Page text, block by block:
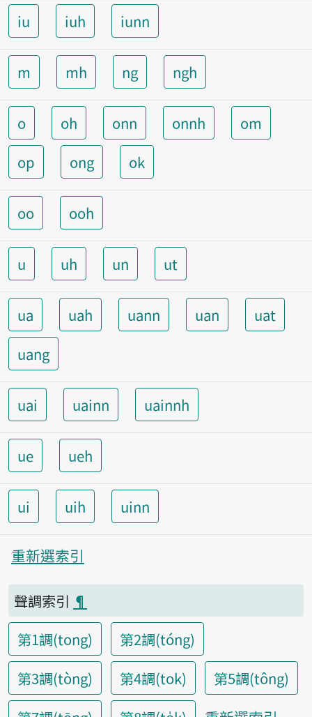
iu iuh iunn
m mh ng ngh
o oh onn onnh
om
op
ong ok
oo ooh
u uh un ut
ua uah uann uan
uat
uang
uai uainn uainnh
ue ueh
ui uih uinn
重新選索引
聲調索引 ¶
第1調(tong)
第2調(tóng)
第3調(tòng)
第4調(tok)
第5調(tông)